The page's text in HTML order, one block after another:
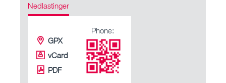
Nedlastinger
GPX
vCard
PDF
Phone: